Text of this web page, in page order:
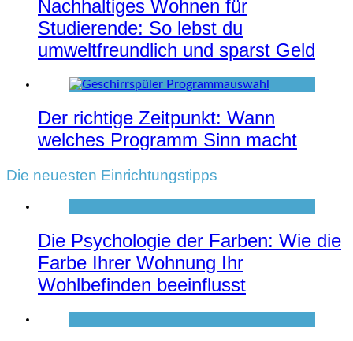
Nachhaltiges Wohnen für
Studierende: So lebst du
umweltfreundlich und sparst Geld
Der richtige Zeitpunkt: Wann
welches Programm Sinn macht
Die neuesten Einrichtungstipps
Die Psychologie der Farben: Wie die
Farbe Ihrer Wohnung Ihr
Wohlbefinden beeinflusst